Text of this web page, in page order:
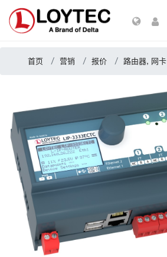
首页 营销 报价 路由器, 网卡